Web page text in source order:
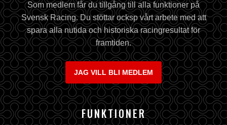
Som medlem får du tillgång till alla funktioner på
Svensk Racing. Du stöttar ocksp vårt arbete med att
spara alla nutida och historiska racingresultat för
framtiden.
JAG VILL BLI MEDLEM
FUNKTIONER